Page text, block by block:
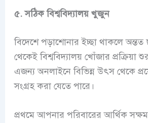
৫. সঠিক বিশ্ববিদ্যালয় খুজুন
বিদেশে পড়াশোনার ইচ্ছা থাকলে
থেকেই বিশ্ববিদ্যালয় খোঁজার প্রক্রিয়া
এজন্য অনলাইনে বিভিন্ন উৎস থেকে
সংগ্রহ করা যেতে পারে।
প্রথমে আপনার পরিবারের আর্থিক